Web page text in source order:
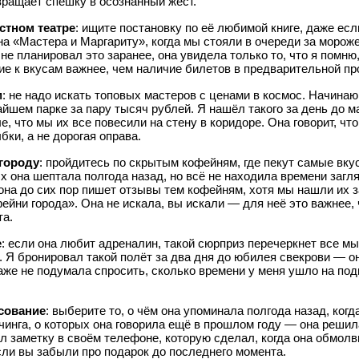
театре: ищите постановку по её любимой книге, даже
«Мастера и Маргариту», когда мы стояли в очереди за
планировал это заранее, она увидела только то, что я
к вкусам важнее, чем наличие билетов в предварительной
: не надо искать топовых мастеров с ценами в космос.
парке за пару тысяч рублей. Я нашёл такого за день до
что мы их все повесили на стену в коридоре. Она говорит,
а не дорогая оправа.
: пройдитесь по скрытым кофейням, где пекут самые
она шептала полгода назад, но всё не находила времени
до сих пор пишет отзывы тем кофейням, хотя мы нашли их
города». Она не искала, вы искали — для неё это
: если она любит адреналин, такой сюрприз перечеркнет все
Я бронировал такой полёт за два дня до юбилея свекрови —
не подумала спросить, сколько времени у меня ушло на
: выберите то, о чём она упоминала полгода назад,
о которых она говорила ещё в прошлом году — она
заметку в своём телефоне, которую сделал, когда она
вы забыли про подарок до последнего момента.